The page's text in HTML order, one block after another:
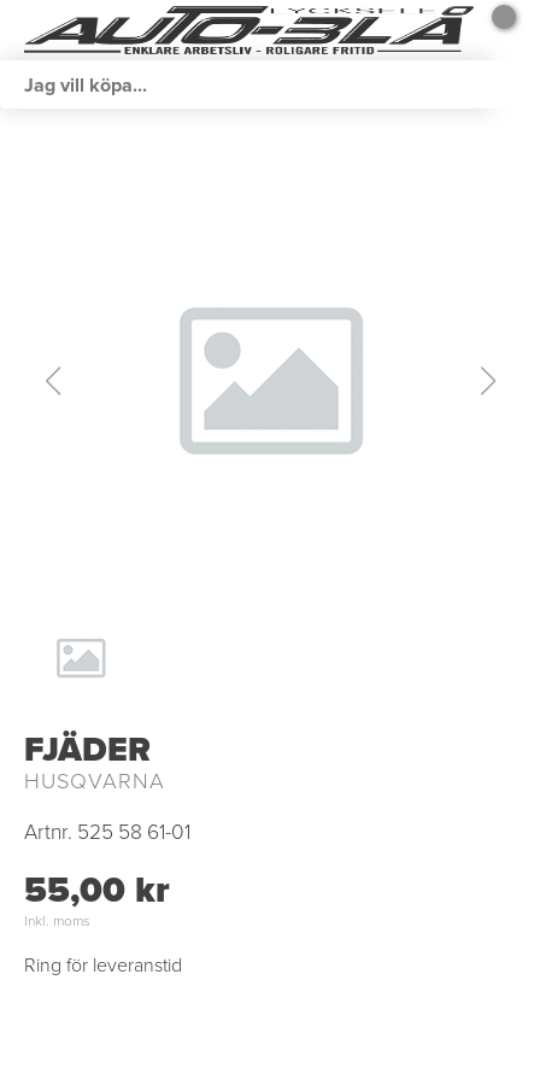
FJÄDER
HUSQVARNA
Artnr. 525 58 61-01
55,00 kr
Inkl. moms
Ring för leveranstid